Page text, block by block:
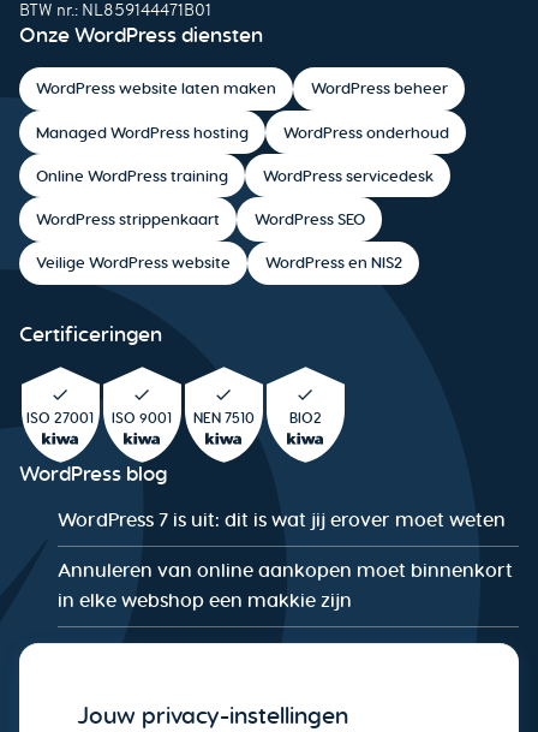
BTW nr.: NL859144471B01
Onze WordPress diensten
WordPress website laten maken WordPress beheer
Managed WordPress hosting WordPress onderhoud
Online WordPress training WordPress servicedesk
WordPress strippenkaart WordPress SEO
Veilige WordPress website WordPress en NIS2
Certificeringen
ISO 27001 ISO 9001 NEN 7510 BIO2
WordPress blog
WordPress 7 is uit: dit is wat jij erover moet weten
Annuleren van online aankopen moet binnenkort
in elke webshop een makkie zijn
De WordPress Security Checklist: Is jouw website
Jouw privacy-instellingen